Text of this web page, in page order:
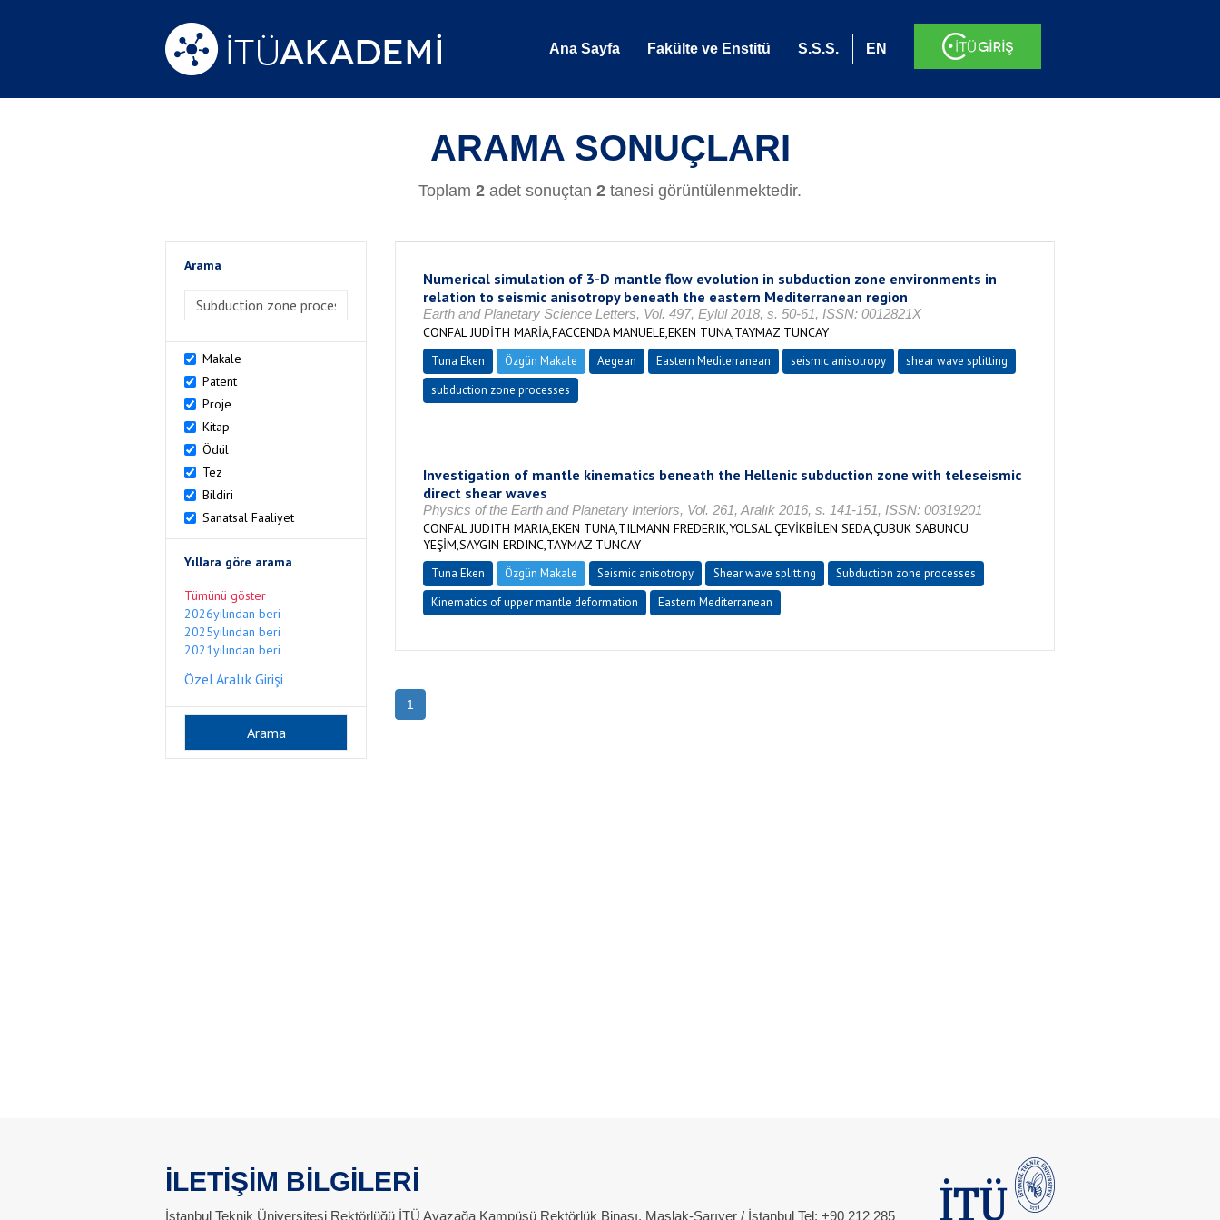
Ana Sayfa Fakülte ve Enstitü S.S.S. EN
ARAMA SONUÇLARI
Toplam 2 adet sonuçtan 2 tanesi görüntülenmektedir.
Arama
Makale
Patent
Proje
Kitap
Ödül
Tez
Bildiri
Sanatsal Faaliyet
Yıllara göre arama
Tümünü göster
2026yılından beri
2025yılından beri
2021yılından beri
Özel Aralık Girişi
Numerical simulation of 3-D mantle flow evolution in subduction zone environments in
relation to seismic anisotropy beneath the eastern Mediterranean region
Earth and Planetary Science Letters, Vol. 497, Eylül 2018, s. 50-61, ISSN: 0012821X
CONFAL JUDİTH MARİA,FACCENDA MANUELE,EKEN TUNA,TAYMAZ TUNCAY
Tuna Eken Özgün Makale Aegean Eastern Mediterranean seismic anisotropy
shear wave splitting
subduction zone processes
Investigation of mantle kinematics beneath the Hellenic subduction zone with teleseismic
direct shear waves
Physics of the Earth and Planetary Interiors, Vol. 261, Aralık 2016, s. 141-151, ISSN: 00319201
CONFAL JUDITH MARIA,EKEN TUNA,TILMANN FREDERIK,YOLSAL ÇEVİKBİLEN SEDA,ÇUBUK SABUNCU
YEŞİM,SAYGIN ERDINC,TAYMAZ TUNCAY
Tuna Eken Özgün Makale Seismic anisotropy Shear wave splitting
Subduction zone processes
Kinematics of upper mantle deformation
Eastern Mediterranean
1
İLETİŞİM BİLGİLERİ
İstanbul Teknik Üniversitesi Rektörlüğü İTÜ Ayazağa Kampüsü Rektörlük Binası, Maslak-Sarıyer / İstanbul Tel: +90 212 285